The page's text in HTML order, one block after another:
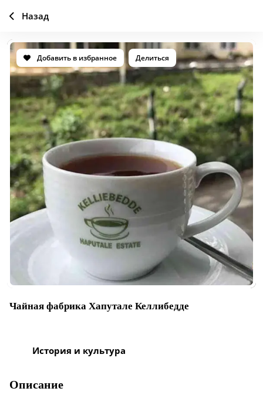
Добавить в избранное Делиться
Чайная фабрика Хапутале Келлибедде
История и культура
Описание
Назад